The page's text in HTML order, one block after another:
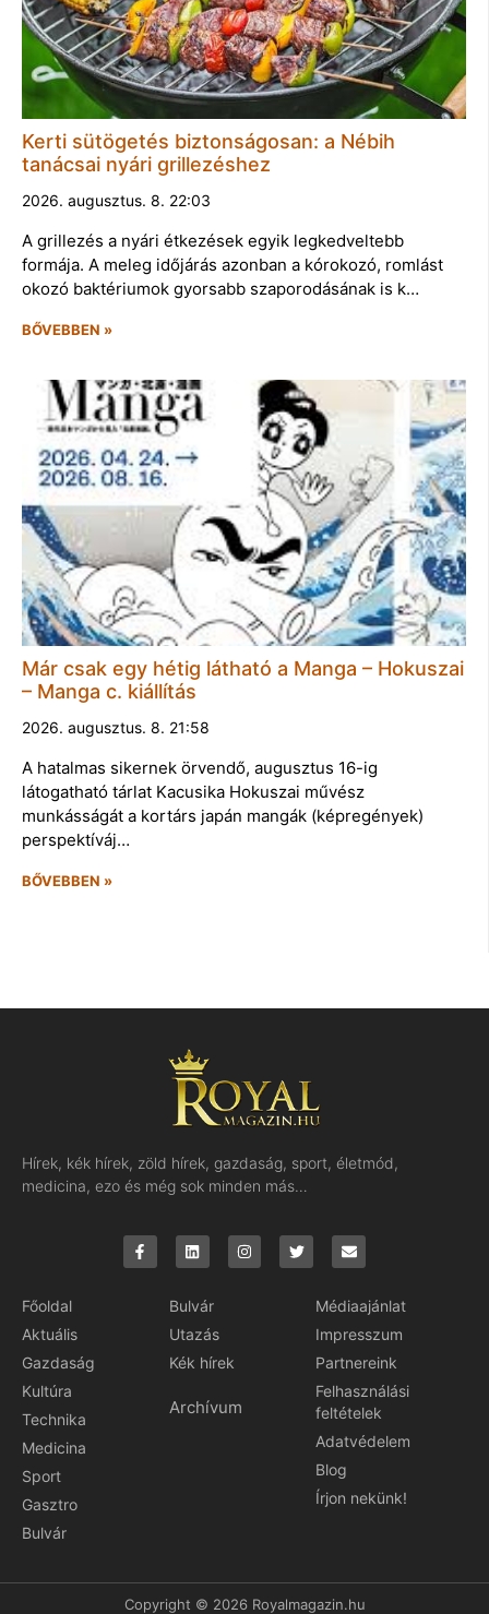
Kerti sütögetés biztonságosan: a Nébih
tanácsai nyári grillezéshez
2026. augusztus. 8. 22:03
A grillezés a nyári étkezések egyik legkedveltebb
formája. A meleg időjárás azonban a kórokozó, romlást
okozó baktériumok gyorsabb szaporodásának is k…
BŐVEBBEN »
Már csak egy hétig látható a Manga – Hokuszai
– Manga c. kiállítás
2026. augusztus. 8. 21:58
A hatalmas sikernek örvendő, augusztus 16-ig
látogatható tárlat Kacusika Hokuszai művész
munkásságát a kortárs japán mangák (képregények)
perspektíváj…
BŐVEBBEN »
Hírek, kék hírek, zöld hírek, gazdaság, sport, életmód,
medicina, ezo és még sok minden más…
Főoldal
Aktuális
Gazdaság
Kultúra
Technika
Medicina
Sport
Gasztro
Bulvár
Bulvár
Utazás
Kék hírek
Archívum
Médiaajánlat
Impresszum
Partnereink
Felhasználási
feltételek
Adatvédelem
Blog
Írjon nekünk!
Copyright © 2026 Royalmagazin.hu